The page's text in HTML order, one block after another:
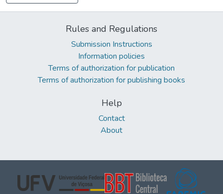
Rules and Regulations
Submission Instructions
Information policies
Terms of authorization for publication
Terms of authorization for publishing books
Help
Contact
About